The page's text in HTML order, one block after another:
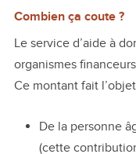
Combien ça coute ?
Le service d’aide à
organismes
Ce montant fait
De la personne
(cette